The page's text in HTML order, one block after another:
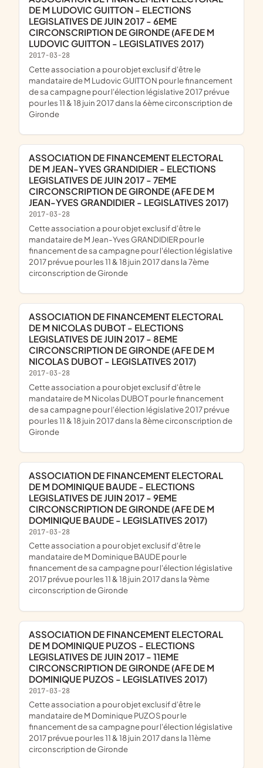
DE M LUDOVIC GUITTON - ELECTIONS
LEGISLATIVES DE JUIN 2017 - 6EME
CIRCONSCRIPTION DE GIRONDE (AFE DE M
LUDOVIC GUITTON - LEGISLATIVES 2017)
2017-03-28
cette association a pour objet exclusif d'être le
mandataire de M Ludovic GUITTON pour le financement
de sa campagne pour l'élection législative 2017 prévue
pour les 11 & 18 juin 2017 dans la 6ème circonscription de
Gironde
ASSOCIATION DE FINANCEMENT ELECTORAL
DE M JEAN-YVES GRANDIDIER - ELECTIONS
LEGISLATIVES DE JUIN 2017 - 7EME
CIRCONSCRIPTION DE GIRONDE (AFE DE M
JEAN-YVES GRANDIDIER - LEGISLATIVES 2017)
2017-03-28
cette association a pour objet exclusif d'être le
mandataire de M Jean-Yves GRANDIDIER pour le
financement de sa campagne pour l'élection législative
2017 prévue pour les 11 & 18 juin 2017 dans la 7ème
circonscription de Gironde
ASSOCIATION DE FINANCEMENT ELECTORAL
DE M NICOLAS DUBOT - ELECTIONS
LEGISLATIVES DE JUIN 2017 - 8EME
CIRCONSCRIPTION DE GIRONDE (AFE DE M
NICOLAS DUBOT - LEGISLATIVES 2017)
2017-03-28
cette association a pour objet exclusif d'être le
mandataire de M Nicolas DUBOT pour le financement
de sa campagne pour l'élection législative 2017 prévue
pour les 11 & 18 juin 2017 dans la 8ème circonscription de
Gironde
ASSOCIATION DE FINANCEMENT ELECTORAL
DE M DOMINIQUE BAUDE - ELECTIONS
LEGISLATIVES DE JUIN 2017 - 9EME
CIRCONSCRIPTION DE GIRONDE (AFE DE M
DOMINIQUE BAUDE - LEGISLATIVES 2017)
2017-03-28
cette association a pour objet exclusif d'être le
mandataire de M Dominique BAUDE pour le
financement de sa campagne pour l'élection législative
2017 prévue pour les 11 & 18 juin 2017 dans la 9ème
circonscription de Gironde
ASSOCIATION DE FINANCEMENT ELECTORAL
DE M DOMINIQUE PUZOS - ELECTIONS
LEGISLATIVES DE JUIN 2017 - 11EME
CIRCONSCRIPTION DE GIRONDE (AFE DE M
DOMINIQUE PUZOS - LEGISLATIVES 2017)
2017-03-28
cette association a pour objet exclusif d'être le
mandataire de M Dominique PUZOS pour le
financement de sa campagne pour l'élection législative
2017 prévue pour les 11 & 18 juin 2017 dans la 11ème
circonscription de Gironde